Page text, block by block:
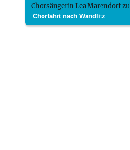
Chorsängerin Lea Marendorfzu
Chorfahrt nach Wandlitz